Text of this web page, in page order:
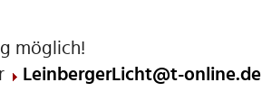
möglich!
LeinbergerLicht@t-online.de